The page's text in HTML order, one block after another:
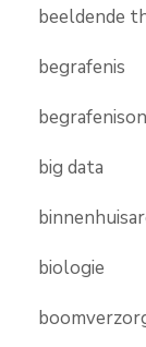
beeldende
begrafenis
big data
biologie